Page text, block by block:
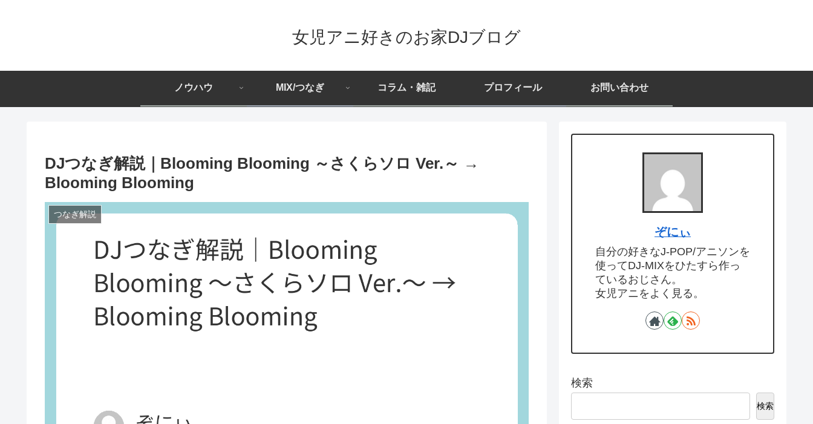
女児アニ好きのお家DJブログ
ノウハウ MIX/つなぎ コラム・雑記 プロフィール お問い合わせ
DJつなぎ解説｜Blooming Blooming ～さくらソロ Ver.～ →
Blooming Blooming
つなぎ解説
ぞにぃ
自分の好きなJ-POP/アニソンを
使ってDJ-MIXをひたすら作っ
ているおじさん。
女児アニをよく見る。
検索
検索